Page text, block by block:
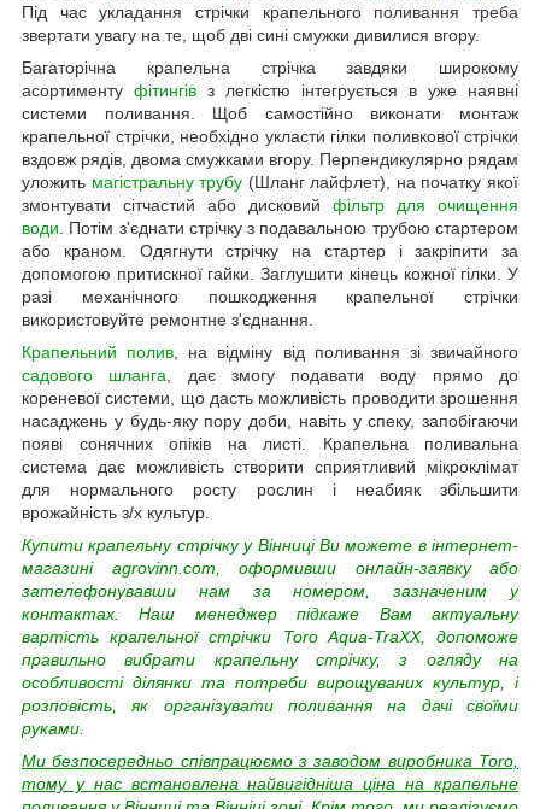
Під час укладання стрічки крапельного поливання треба
звертати увагу на те, щоб дві сині смужки дивилися вгору.
Багаторічна крапельна стрічка завдяки широкому
асортименту фітингів з легкістю інтегрується в уже наявні
системи поливання. Щоб самостійно виконати монтаж
крапельної стрічки, необхідно укласти гілки поливкової стрічки
вздовж рядів, двома смужками вгору. Перпендикулярно рядам
уложить магістральну трубу (Шланг лайфлет), на початку якої
змонтувати сітчастий або дисковий фільтр для очищення
води . Потім з'єднати стрічку з подавальною трубою стартером
або краном. Одягнути стрічку на стартер і закріпити за
допомогою притискної гайки. Заглушити кінець кожної гілки. У
разі механічного пошкодження крапельної стрічки
використовуйте ремонтне з'єднання.
Крапельний полив , на відміну від поливання зі звичайного
садового шланга , дає змогу подавати воду прямо до
кореневої системи, що дасть можливість проводити зрошення
насаджень у будь-яку пору доби, навіть у спеку, запобігаючи
появі сонячних опіків на листі. Крапельна поливальна
система дає можливість створити сприятливий мікроклімат
для нормального росту рослин і неабияк збільшити
врожайність з/х культур.
Купити крапельну стрічку у Вінниці Ви можете в інтернет-
магазині agrovinn.com, оформивши онлайн-заявку або
зателефонувавши нам за номером, зазначеним у
контактах. Наш менеджер підкаже Вам актуальну
вартість крапельної стрічки Toro Aqua-TraXX, допоможе
правильно вибрати крапельну стрічку, з огляду на
особливості ділянки та потреби вирощуваних культур, і
розповість, як організувати поливання на дачі своїми
руками.
Ми безпосередньо співпрацюємо з заводом виробника Toro,
тому у нас встановлена найвигідніша ціна на крапельне